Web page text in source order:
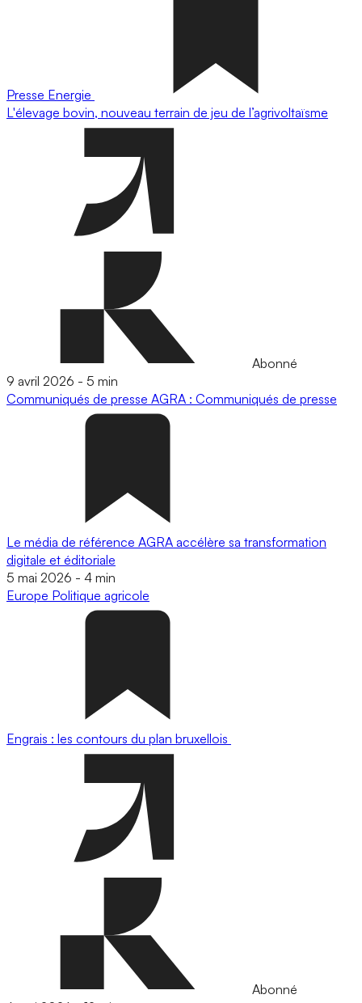
Presse Energie
L'élevage bovin, nouveau terrain de jeu de l’agrivoltaïsme
Abonné
9 avril 2026 - 5 min
Communiqués de presse AGRA : Communiqués de presse
Le média de référence AGRA accélère sa transformation
digitale et éditoriale
5 mai 2026 - 4 min
Europe Politique agricole
Engrais : les contours du plan bruxellois
Abonné